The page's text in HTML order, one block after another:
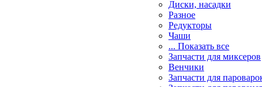
Диски, насадки
Разное
Редукторы
Чаши
... Показать все
Запчасти для миксеров
Венчики
Запчасти для